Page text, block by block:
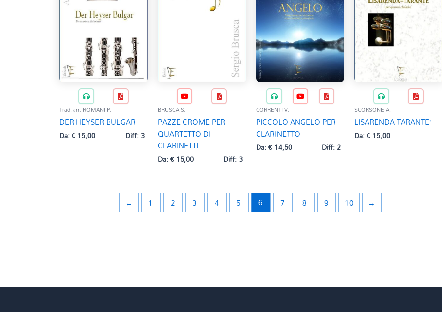
Trad. arr. ROMANI P.
DER HEYSER BULGAR
Da:€15,00 Diff: 3
BRUSCA S.
PAZZE CROME PER
QUARTETTO DI
CLARINETTI
Da:€15,00 Diff: 3
CORRENTI V.
PICCOLO ANGELO PER
CLARINETTO
Da:€14,50 Diff: 2
SCORSONE A.
LISARENDA TARANTE’
Da:€15,00
← 1 2 3 4 5 6 7 8 9 10 →